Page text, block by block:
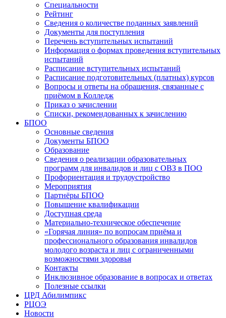
Специальности
Рейтинг
Сведения о количестве поданных заявлений
Документы для поступления
Перечень вступительных испытаний
Информация о формах проведения вступительных
испытаний
Расписание вступительных испытаний
Расписание подготовительных (платных) курсов
Вопросы и ответы на обращения, связанные с
приёмом в Колледж
Приказ о зачислении
Списки, рекомендованных к зачислению
БПОО
Основные сведения
Документы БПОО
Образование
Сведения о реализации образовательных
программ для инвалидов и лиц с ОВЗ в ПОО
Профориентация и трудоустройство
Мероприятия
Партнёры БПОО
Повышение квалификации
Доступная среда
Материально-техническое обеспечение
«Горячая линия» по вопросам приёма и
профессионального образования инвалидов
молодого возраста и лиц с ограниченными
возможностями здоровья
Контакты
Инклюзивное образование в вопросах и ответах
Полезные ссылки
ЦРД Абилимпикс
РЦОЭ
Новости